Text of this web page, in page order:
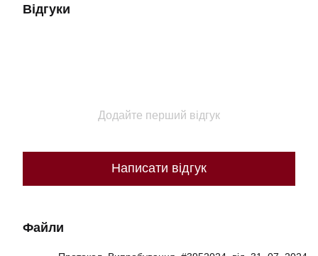
Відгуки
Додайте перший відгук
Написати відгук
Файли